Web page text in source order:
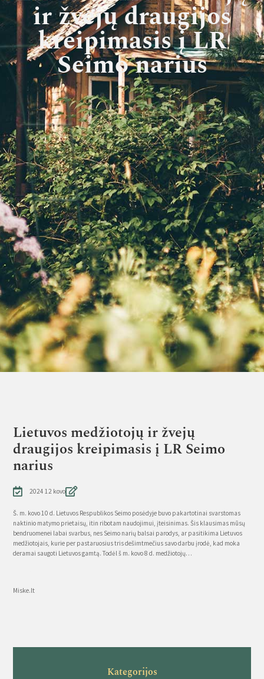
ir žvejų draugijos
kreipimasis į LR
Seimo narius
Lietuvos medžiotojų ir žvejų
draugijos kreipimasis į LR Seimo
narius
2024 12 kovo
Š. m. kovo 10 d. Lietuvos Respublikos Seimo posėdyje buvo pakartotinai svarstomas
naktinio matymo prietaisų, itin ribotam naudojimui, įteisinimas. Šis klausimas mūsų
bendruomenei labai svarbus, nes Seimo narių balsai parodys, ar pasitikima Lietuvos
medžiotojais, kurie per pastaruosius tris dešimtmečius savo darbu įrodė, kad moka
deramai saugoti Lietuvos gamtą. Todėl š m. kovo 8 d. medžiotojų…
Miske.lt
Kategorijos